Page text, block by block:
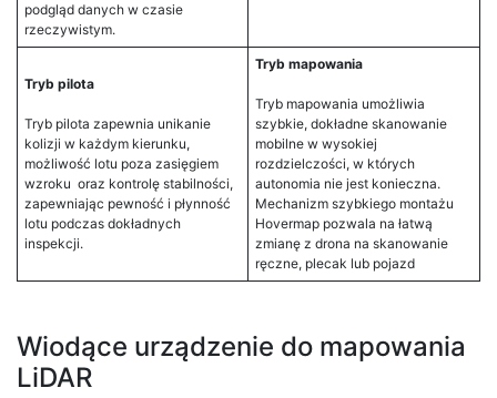
podgląd danych w czasie
rzeczywistym.
Tryb pilota
Tryb pilota zapewnia unikanie
kolizji w każdym kierunku,
możliwość lotu poza zasięgiem
wzroku oraz kontrolę stabilności,
zapewniając pewność i płynność
lotu podczas dokładnych
inspekcji.
Tryb mapowania
Tryb mapowania umożliwia
szybkie, dokładne skanowanie
mobilne w wysokiej
rozdzielczości, w których
autonomia nie jest konieczna.
Mechanizm szybkiego montażu
Hovermap pozwala na łatwą
zmianę z drona na skanowanie
ręczne, plecak lub pojazd
Wiodące urządzenie do mapowania
LiDAR